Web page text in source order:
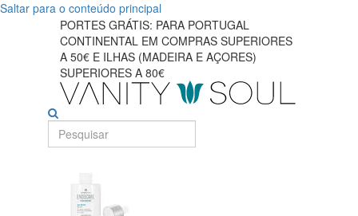
Saltar para o conteúdo principal
PORTES GRÁTIS: PARA PORTUGAL
CONTINENTAL EM COMPRAS SUPERIORES
A 50€ E ILHAS (MADEIRA E AÇORES)
SUPERIORES A 80€